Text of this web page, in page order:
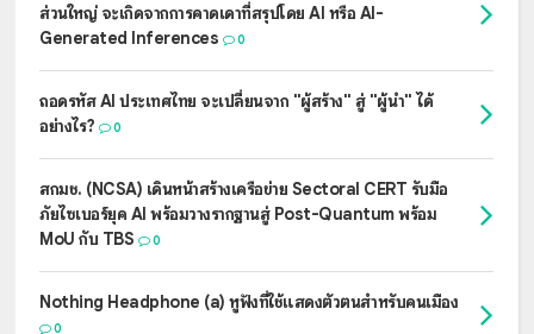
ส่วนใหญ่ จะเกิดจากการคาดเดาที่สรุปโดย AI หรือ AI-
Generated Inferences
0
ถอดรหัส AI ประเทศไทย จะเปลี่ยนจาก "ผู้สร้าง" สู่ "ผู้นำ" ได้
อย่างไร?
0
สกมช. (NCSA) เดินหน้าสร้างเครือข่าย Sectoral CERT รับมือ
ภัยไซเบอร์ยุค AI พร้อมวางรากฐานสู่ Post-Quantum พร้อม
MoU กับ TBS
0
Nothing Headphone (a) หูฟังที่ใช้แสดงตัวตนสำหรับคนเมือง
0